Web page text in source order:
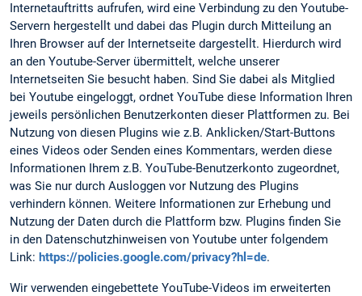
Internetauftritts aufrufen, wird eine Verbindung zu den Youtube-
Servern hergestellt und dabei das Plugin durch Mitteilung an
Ihren Browser auf der Internetseite dargestellt. Hierdurch wird
an den Youtube-Server übermittelt, welche unserer
Internetseiten Sie besucht haben. Sind Sie dabei als Mitglied
bei Youtube eingeloggt, ordnet YouTube diese Information Ihren
jeweils persönlichen Benutzerkonten dieser Plattformen zu. Bei
Nutzung von diesen Plugins wie z.B. Anklicken/Start-Buttons
eines Videos oder Senden eines Kommentars, werden diese
Informationen Ihrem z.B. YouTube-Benutzerkonto zugeordnet,
was Sie nur durch Ausloggen vor Nutzung des Plugins
verhindern können. Weitere Informationen zur Erhebung und
Nutzung der Daten durch die Plattform bzw. Plugins finden Sie
in den Datenschutzhinweisen von Youtube unter folgendem
Link: https://policies.google.com/privacy?hl=de.
Wir verwenden eingebettete YouTube-Videos im erweiterten